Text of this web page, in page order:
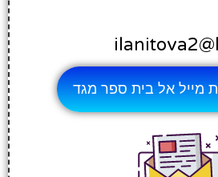
אל בית ספר מגד